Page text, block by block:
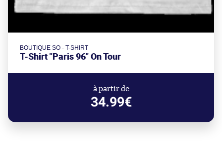
BOUTIQUE SO - T-SHIRT
T-Shirt "Paris 96" On Tour
à partir de
34.99€